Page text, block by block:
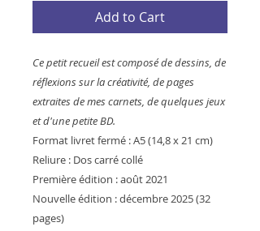
Add to Cart
Ce petit recueil est composé de dessins, de
réflexions sur la créativité, de pages
extraites de mes carnets, de quelques jeux
et d'une petite BD.
Format livret fermé : A5 (14,8 x 21 cm)
Reliure : Dos carré collé
Première édition : août 2021
Nouvelle édition : décembre 2025 (32
pages)